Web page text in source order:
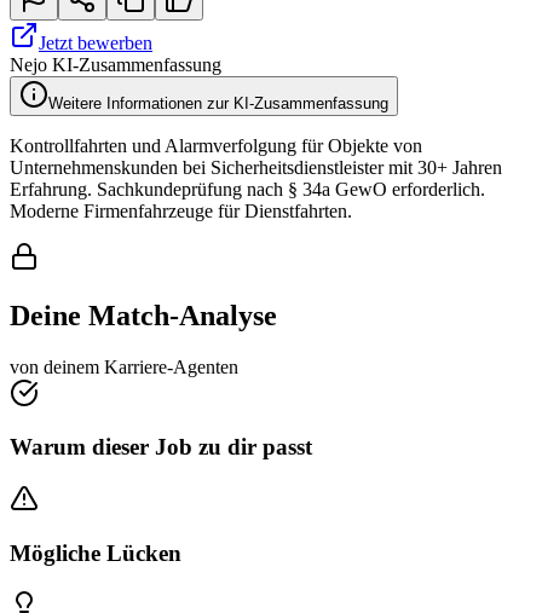
Jetzt bewerben
Nejo KI-Zusammenfassung
Weitere Informationen zur KI-Zusammenfassung
Kontrollfahrten und Alarmverfolgung für Objekte von
Unternehmenskunden bei Sicherheitsdienstleister mit 30+ Jahren
Erfahrung. Sachkundeprüfung nach § 34a GewO erforderlich.
Moderne Firmenfahrzeuge für Dienstfahrten.
Deine Match-Analyse
von deinem Karriere-Agenten
Warum dieser Job zu dir passt
Mögliche Lücken